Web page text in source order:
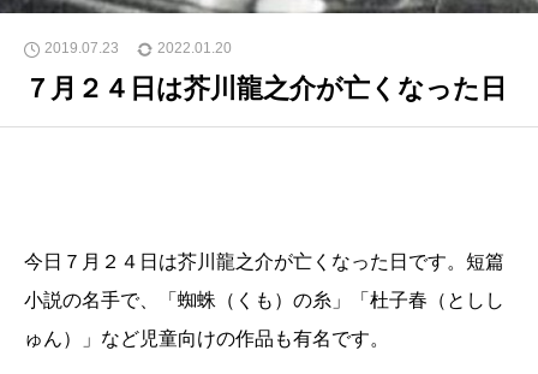
2019.07.23 2022.01.20
７月２４日は芥川龍之介が亡くなった日
今日７月２４日は芥川龍之介が亡くなった日です。短篇
小説の名手で、「蜘蛛（くも）の糸」「杜子春（としし
ゅん）」など児童向けの作品も有名です。